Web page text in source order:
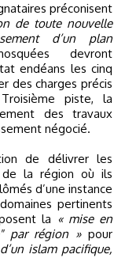
préconisent
de toute nouvelle
d’un plan
devront
endéans les cinq
des charges précis
piste, la
des travaux
négocié.
de délivrer les
de la région où ils
d’une instance
pertinents
la « mise en
par région »pour
islam pacifique,